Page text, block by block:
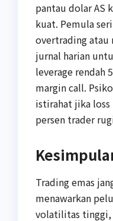
pantau dolar AS
kuat. Pemula
overtrading atau
jurnal harian
leverage rendah
margin call.
istirahat jika
persen trader
Trading emas
menawarkan
volatilitas tinggi,